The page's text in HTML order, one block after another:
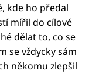
kde ho předal
mířil do cílové
dělat to, co se
se vždycky sám
někomu zlepšil